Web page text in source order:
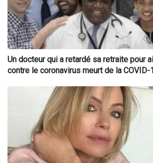
Un docteur qui a retardé sa retraite pour
contre le coronavirus meurt de la COVID-